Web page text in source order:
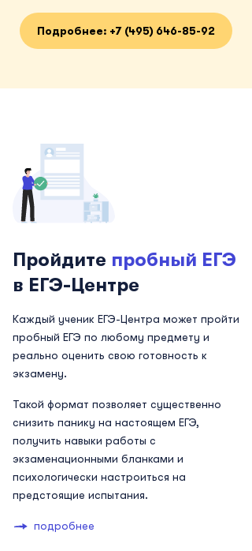
Подробнее: +7 (495) 646-85-92
Пройдите пробный ЕГЭ
в ЕГЭ-Центре
Каждый ученик ЕГЭ-Центра может пройти
пробный ЕГЭ по любому предмету и
реально оценить свою готовность к
экзамену.
Такой формат позволяет существенно
снизить панику на настоящем ЕГЭ,
получить навыки работы с
экзаменационными бланками и
психологически настроиться на
предстоящие испытания.
подробнее